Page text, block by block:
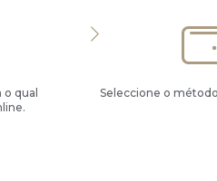
qual
Seleccione o